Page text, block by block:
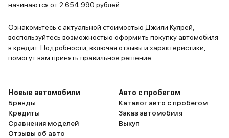
начинаются от 2 654 990 рублей.
Ознакомьтесь с актуальной стоимостью Джили Кулрей,
воспользуйтесь возможностью оформить покупку автомобиля
в кредит. Подробности, включая отзывы и характеристики,
помогут вам принять правильное решение.
Новые автомобили
Бренды
Кредиты
Сравнения моделей
Отзывы об авто
Авто с пробегом
Каталог авто с пробегом
Заказ автомобиля
Выкуп